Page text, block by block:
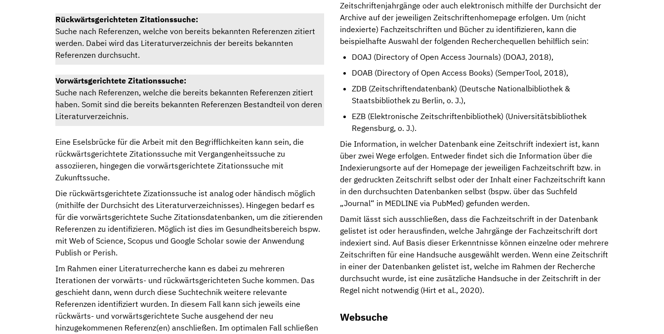
Rückwärtsgerichteten Zitationssuche:
Suche nach Referenzen, welche von bereits bekannten Referenzen zitiert
werden. Dabei wird das Literaturverzeichnis der bereits bekannten
Referenzen durchsucht.
Vorwärtsgerichtete Zitationssuche:
Suche nach Referenzen, welche die bereits bekannten Referenzen zitiert
haben. Somit sind die bereits bekannten Referenzen Bestandteil von deren
Literaturverzeichnis.
Eine Eselsbrücke für die Arbeit mit den Begrifflichkeiten kann sein, die
rückwärtsgerichtete Zitationssuche mit Vergangenheitssuche zu
assoziieren, hingegen die vorwärtsgerichtete Zitationssuche mit
Zukunftssuche.
Die rückwärtsgerichtete Zizationssuche ist analog oder händisch möglich
(mithilfe der Durchsicht des Literaturverzeichnisses). Hingegen bedarf es
für die vorwärtsgerichtete Suche Zitationsdatenbanken, um die zitierenden
Referenzen zu identifizieren. Möglich ist dies im Gesundheitsbereich bspw.
mit Web of Science, Scopus und Google Scholar sowie der Anwendung
Publish or Perish.
Im Rahmen einer Literaturrecherche kann es dabei zu mehreren
Iterationen der vorwärts- und rückwärtsgerichteten Suche kommen. Das
geschieht dann, wenn durch diese Suchtechnik weitere relevante
Referenzen identifiziert wurden. In diesem Fall kann sich jeweils eine
rückwärts- und vorwärtsgerichtete Suche ausgehend der neu
hinzugekommenen Referenz(en) anschließen. Im optimalen Fall schließen
Zeitschriftenjahrgänge oder auch elektronisch mithilfe der Durchsicht der
Archive auf der jeweiligen Zeitschriftenhomepage erfolgen. Um (nicht
indexierte) Fachzeitschriften und Bücher zu identifizieren, kann die
beispielhafte Auswahl der folgenden Recherchequellen behilflich sein:
DOAJ (Directory of Open Access Journals) (DOAJ, 2018),
DOAB (Directory of Open Access Books) (SemperTool, 2018),
ZDB (Zeitschriftendatenbank) (Deutsche Nationalbibliothek &
Staatsbibliothek zu Berlin, o. J.),
EZB (Elektronische Zeitschriftenbibliothek) (Universitätsbibliothek
Regensburg, o. J.).
Die Information, in welcher Datenbank eine Zeitschrift indexiert ist, kann
über zwei Wege erfolgen. Entweder findet sich die Information über die
Indexierungsorte auf der Homepage der jeweiligen Fachzeitschrift bzw. in
der gedruckten Zeitschrift selbst oder der Inhalt einer Fachzeitschrift kann
in den durchsuchten Datenbanken selbst (bspw. über das Suchfeld
„Journal“ in MEDLINE via PubMed) gefunden werden.
Damit lässt sich ausschließen, dass die Fachzeitschrift in der Datenbank
gelistet ist oder herausfinden, welche Jahrgänge der Fachzeitschrift dort
indexiert sind. Auf Basis dieser Erkenntnisse können einzelne oder mehrere
Zeitschriften für eine Handsuche ausgewählt werden. Wenn eine Zeitschrift
in einer der Datenbanken gelistet ist, welche im Rahmen der Recherche
durchsucht wurde, ist eine zusätzliche Handsuche in der Zeitschrift in der
Regel nicht notwendig (Hirt et al., 2020).
Websuche